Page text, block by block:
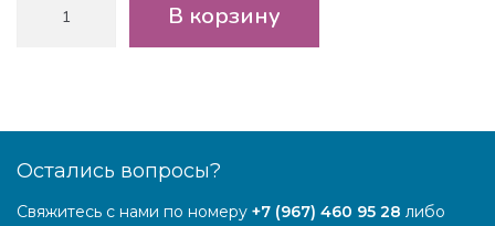
товара
В корзину
Остались вопросы?
Свяжитесь с нами по номеру +7 (967) 460 95 28 либо